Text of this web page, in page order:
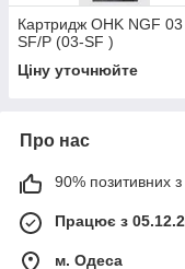
Картридж OHK NGF 03
SF/P (03-SF )
Ціну уточнюйте
Про нас
90% позитивних з
Працює з
м. Одеса